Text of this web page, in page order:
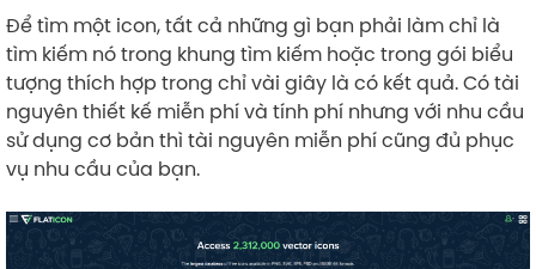
Để tìm một icon, tất cả những gì bạn phải làm chỉ là
tìm kiếm nó trong khung tìm kiếm hoặc trong gói biểu
tượng thích hợp trong chỉ vài giây là có kết quả. Có tài
nguyên thiết kế miễn phí và tính phí nhưng với nhu cầu
sử dụng cơ bản thì tài nguyên miễn phí cũng đủ phục
vụ nhu cầu của bạn.